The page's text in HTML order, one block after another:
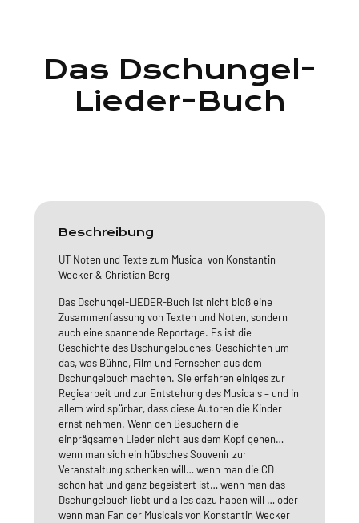
Das Dschungel-
Lieder-Buch
Beschreibung
UT Noten und Texte zum Musical von Konstantin
Wecker & Christian Berg
Das Dschungel-LIEDER-Buch ist nicht bloß eine
Zusammenfassung von Texten und Noten, sondern
auch eine spannende Reportage. Es ist die
Geschichte des Dschungelbuches, Geschichten um
das, was Bühne, Film und Fernsehen aus dem
Dschungelbuch machten. Sie erfahren einiges zur
Regiearbeit und zur Entstehung des Musicals – und in
allem wird spürbar, dass diese Autoren die Kinder
ernst nehmen. Wenn den Besuchern die
einprägsamen Lieder nicht aus dem Kopf gehen…
wenn man sich ein hübsches Souvenir zur
Veranstaltung schenken will… wenn man die CD
schon hat und ganz begeistert ist… wenn man das
Dschungelbuch liebt und alles dazu haben will … oder
wenn man Fan der Musicals von Konstantin Wecker